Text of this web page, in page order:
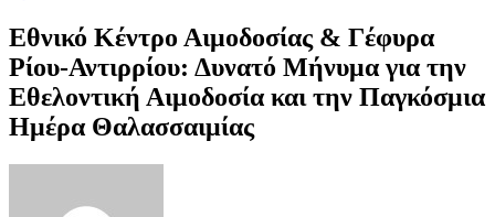
Εθνικό Κέντρο Αιμοδοσίας & Γέφυρα
Ρίου-Αντιρρίου: Δυνατό Μήνυμα για την
Εθελοντική Αιμοδοσία και την Παγκόσμια
Ημέρα Θαλασσαιμίας